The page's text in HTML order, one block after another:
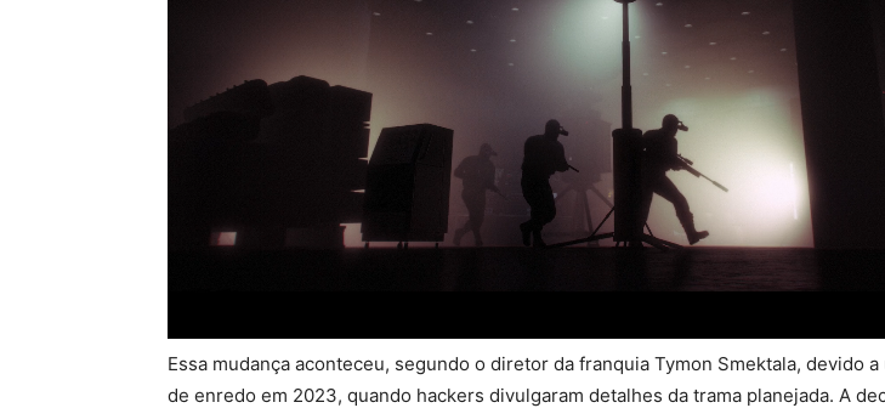
Essa mudança aconteceu, segundo o diretor da franquia Tymon Smektala, devido a
de enredo em 2023, quando hackers divulgaram detalhes da trama planejada. A